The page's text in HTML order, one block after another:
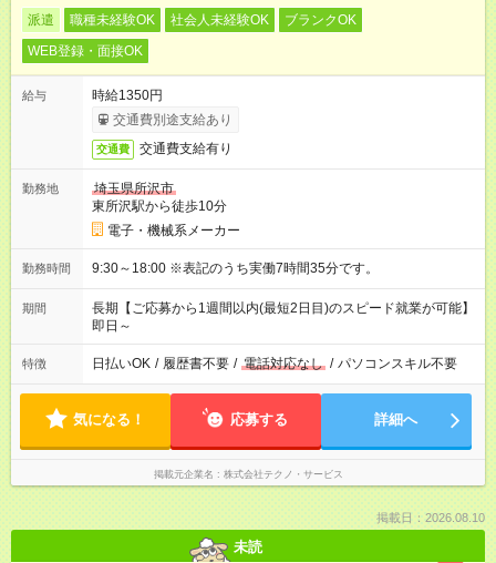
派遣 職種未経験OK 社会人未経験OK
ブランクOK
WEB登録・面接OK
給与
時給1350円
交通費別途支給あり
交通費 交通費支給有り
勤務地
埼玉県所沢市
東所沢駅から徒歩10分
電子・機械系メーカー
勤務時間 9:30～18:00 ※表記のうち実働7時間35分です。
期間
長期【ご応募から1週間以内(最短2日目)のスピード就業が可能】
即日～
特徴 日払いOK / 履歴書不要 / 電話対応なし / パソコンスキル不要
気になる！ 応募する 詳細へ
掲載元企業名 株式会社テクノ・サービス
掲載日：2026.08.10
未読